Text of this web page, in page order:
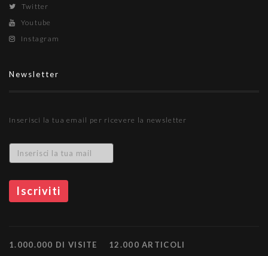
Twitter
Youtube
Instagram
Newsletter
Inserisci la tua email per ricevere la newsletter
1.000.000 DI VISITE 12.000 ARTICOLI